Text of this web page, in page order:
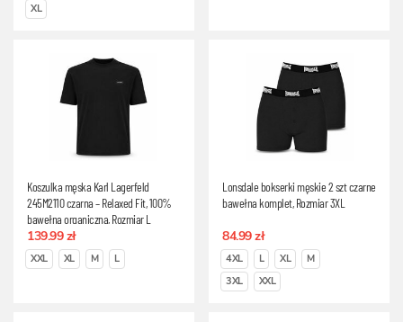
XL
Koszulka męska Karl Lagerfeld
245M2110 czarna – Relaxed Fit, 100%
bawełna organiczna, Rozmiar L
139.99 zł
XXL XL M L
Lonsdale bokserki męskie 2 szt czarne
bawełna komplet, Rozmiar 3XL
84.99 zł
4XL L XL
M
3XL
XXL